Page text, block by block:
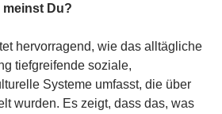
meinst Du?
hervorragend, wie das alltägliche
tiefgreifende soziale,
Systeme umfasst, die über
wurden. Es zeigt, dass das, was